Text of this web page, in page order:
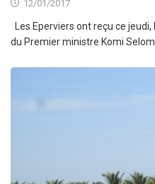
12/01/2017
Les Eperviers ont reçu ce
du Premier ministre Komi